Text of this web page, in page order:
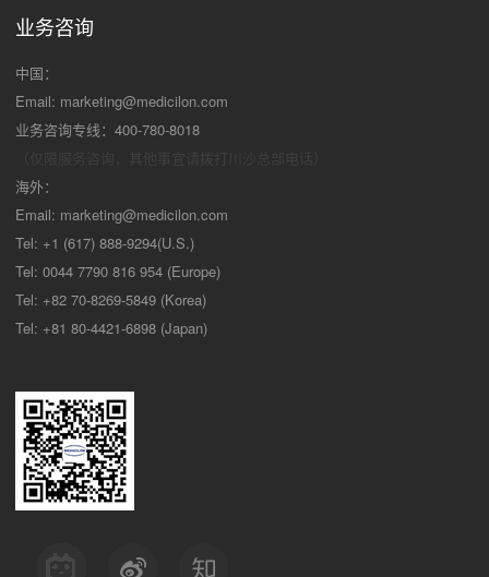
业务咨询
中国：
Email: marketing@medicilon.com
业务咨询专线：400-780-8018
海外：
Email: marketing@medicilon.com
Tel: +1 (617) 888-9294(U.S.)
Tel: 0044 7790 816 954 (Europe)
Tel: +82 70-8269-5849 (Korea)
Tel: +81 80-4421-6898 (Japan)